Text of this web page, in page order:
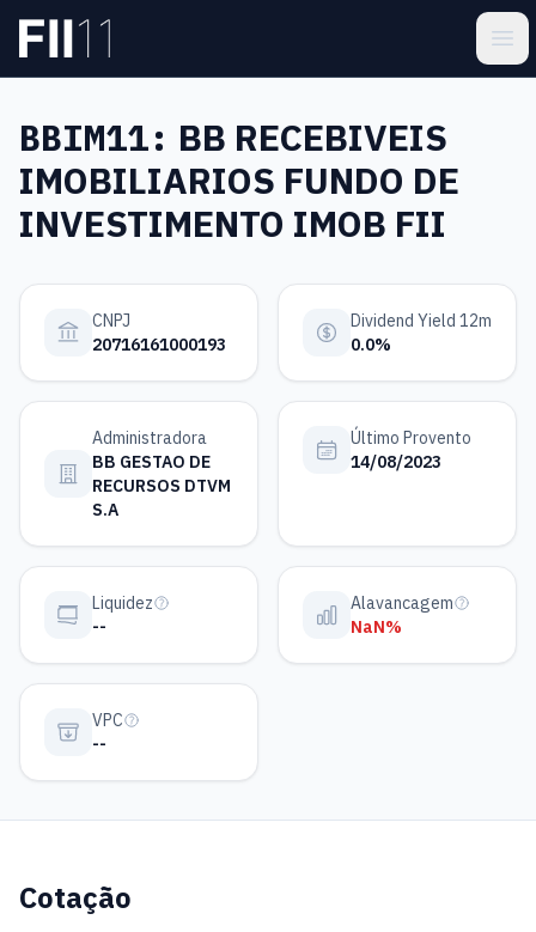
Pular para o conteúdo principal
BBIM11: BB RECEBIVEIS
IMOBILIARIOS FUNDO DE
INVESTIMENTO IMOB FII
CNPJ
20716161000193
Dividend Yield 12m
0.0%
Administradora
BB GESTAO DE
RECURSOS DTVM
S.A
Último Provento
14/08/2023
Liquidez
--
Alavancagem
NaN%
VPC
--
Cotação